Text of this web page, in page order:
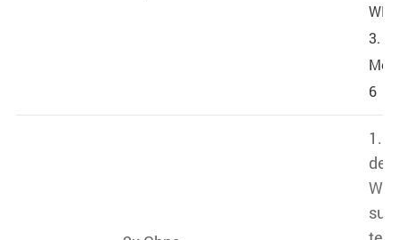
3.
6
1.
de